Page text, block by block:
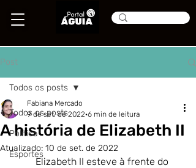
Post
Todos os posts
Política
Esportes
Todos os posts
A história de Elizabeth II
Fabiana Mercado
9 de set. de 2022 6 min de leitura
Atualizado: 10 de set. de 2022
	Elizabeth II esteve à frente do